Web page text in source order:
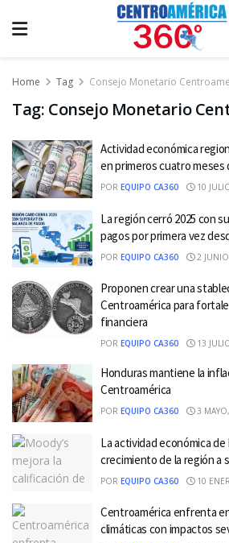
Home Tag Consejo Monetario
Tag: Consejo Monetario
Actividad económica
en primeros cuatro meses
POR EQUIPO CA360 10
La región cerró 2025 con
pagos por primera vez
POR EQUIPO CA360 2
Proponen crear una
Centroamérica para
financiera
POR EQUIPO CA360 13
Honduras mantiene la
Centroamérica
POR EQUIPO CA360 3
La actividad económica
crecimiento de la región a
POR EQUIPO CA360 10
Centroamérica enfrenta
climáticas con impactos